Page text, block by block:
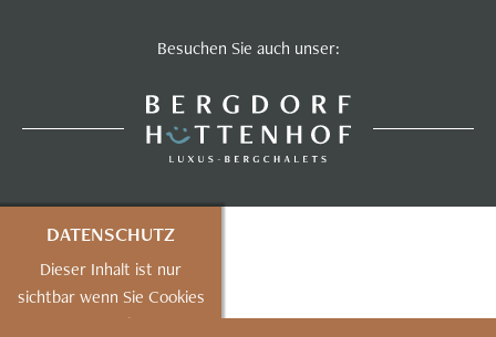
Besuchen Sie auch unser:
DATENSCHUTZ
Dieser Inhalt ist nur
sichtbar wenn Sie Cookies
von "mapbox"